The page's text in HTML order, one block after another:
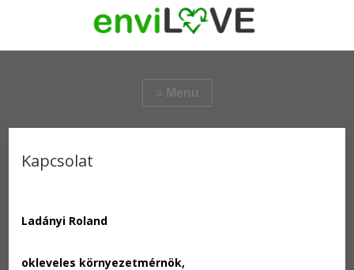
Kapcsolat
Ladányi Roland
okleveles környezetmérnök,